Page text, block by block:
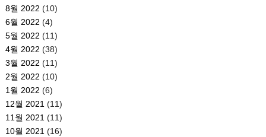
8월 2022 (10)
6월 2022 (4)
5월 2022 (11)
4월 2022 (38)
3월 2022 (11)
2월 2022 (10)
1월 2022 (6)
12월 2021 (11)
11월 2021 (11)
10월 2021 (16)